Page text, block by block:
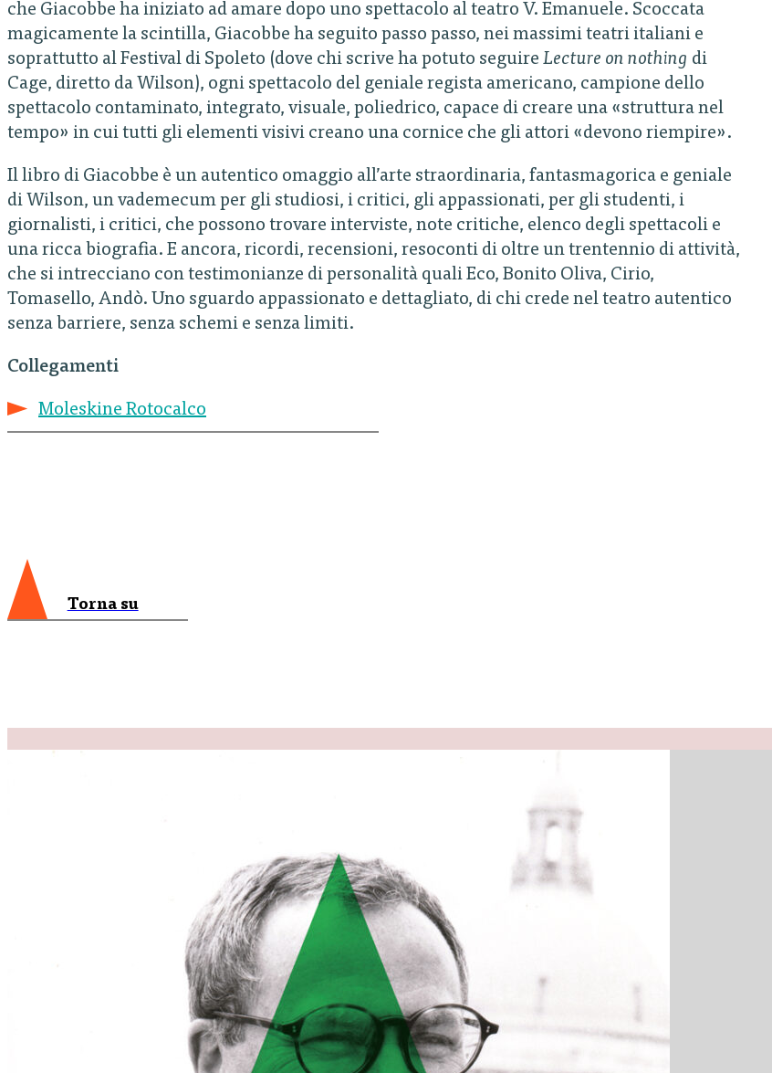
che Giacobbe ha iniziato ad amare dopo uno spettacolo al teatro V. Emanuele. Scoccata
magicamente la scintilla, Giacobbe ha seguito passo passo, nei massimi teatri italiani e
soprattutto al Festival di Spoleto (dove chi scrive ha potuto seguire Lecture on nothing di
Cage, diretto da Wilson), ogni spettacolo del geniale regista americano, campione dello
spettacolo contaminato, integrato, visuale, poliedrico, capace di creare una «struttura nel
tempo» in cui tutti gli elementi visivi creano una cornice che gli attori «devono riempire».
Il libro di Giacobbe è un autentico omaggio all’arte straordinaria, fantasmagorica e geniale
di Wilson, un vademecum per gli studiosi, i critici, gli appassionati, per gli studenti, i
giornalisti, i critici, che possono trovare interviste, note critiche, elenco degli spettacoli e
una ricca biografia. E ancora, ricordi, recensioni, resoconti di oltre un trentennio di attività,
che si intrecciano con testimonianze di personalità quali Eco, Bonito Oliva, Cirio,
Tomasello, Andò. Uno sguardo appassionato e dettagliato, di chi crede nel teatro autentico
senza barriere, senza schemi e senza limiti.
Collegamenti
Moleskine Rotocalco
Torna su